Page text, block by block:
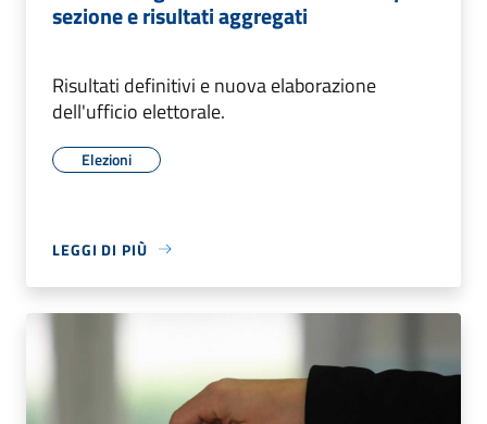
sezione e risultati aggregati
Risultati definitivi e nuova elaborazione
dell'ufficio elettorale.
Elezioni
LEGGI DI PIÙ